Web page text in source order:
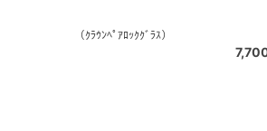
（ｸﾗｳﾝﾍﾟｱﾛｯｸｸﾞﾗｽ）